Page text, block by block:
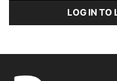
LOG IN TO